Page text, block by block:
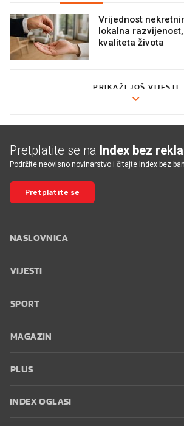
Vrijednost
lokalna
kvaliteta života
PRIKAŽI JOŠ VIJESTI
Pretplatite se na Index bez
Podržite neovisno novinarstvo i čitajte Index bez
Pretplatite se
NASLOVNICA
VIJESTI
SPORT
MAGAZIN
PLUS
INDEX OGLASI